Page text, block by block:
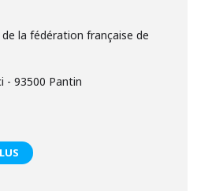
la fédération française de
- 93500 Pantin